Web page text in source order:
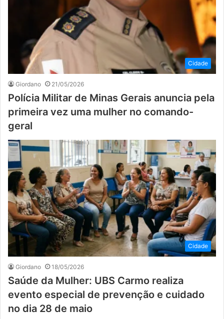
Cidade
Giordano 21/05/2026
Polícia Militar de Minas Gerais anuncia pela
primeira vez uma mulher no comando-
geral
Cidade
Giordano 18/05/2026
Saúde da Mulher: UBS Carmo realiza
evento especial de prevenção e cuidado
no dia 28 de maio